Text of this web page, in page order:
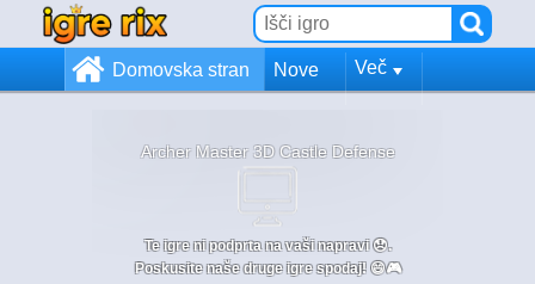
Domovska stran Nove Več
Archer Master 3D Castle Defense
Te igre ni podprta na vaši napravi 😞.
Poskusite naše druge igre spodaj! 😄🎮